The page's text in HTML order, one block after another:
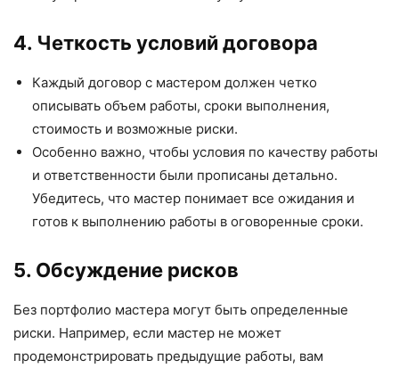
4. Четкость условий договора
Каждый договор с мастером должен четко
описывать объем работы, сроки выполнения,
стоимость и возможные риски.
Особенно важно, чтобы условия по качеству работы
и ответственности были прописаны детально.
Убедитесь, что мастер понимает все ожидания и
готов к выполнению работы в оговоренные сроки.
5. Обсуждение рисков
Без портфолио мастера могут быть определенные
риски. Например, если мастер не может
продемонстрировать предыдущие работы, вам